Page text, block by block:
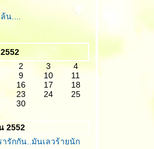
น....
2 3
4
9 10
11
16 17
18
23 24
25
30
2552
ารักกัน..มันเลวร้ายนัก